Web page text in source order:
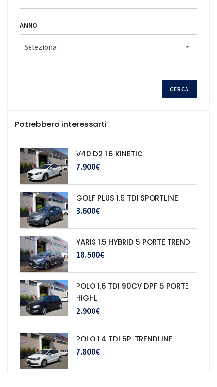
ANNO
Seleziona
Potrebbero interessarti
V40 D2 1.6 KINETIC
7.900€
GOLF PLUS 1.9 TDI SPORTLINE
3.600€
YARIS 1.5 HYBRID 5 PORTE TREND
18.500€
POLO 1.6 TDI 90CV DPF 5 PORTE
HIGHL
2.900€
POLO 1.4 TDI 5P. TRENDLINE
7.800€